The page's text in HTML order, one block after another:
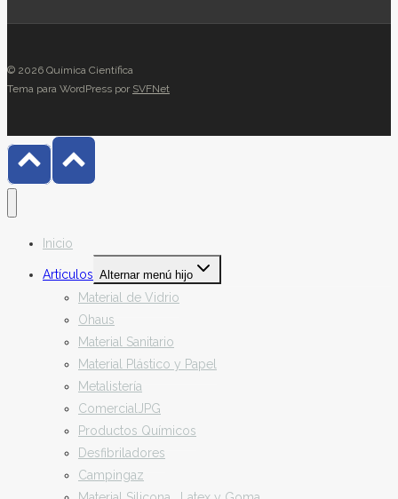
© 2026 Química Científica
Tema para WordPress por SVFNet
Inicio
Artículos Alternar menú hijo
Material de Vidrio
Ohaus
Material Sanitario
Material Plástico y Papel
Metalistería
ComercialJPG
Productos Químicos
Desfibriladores
Campingaz